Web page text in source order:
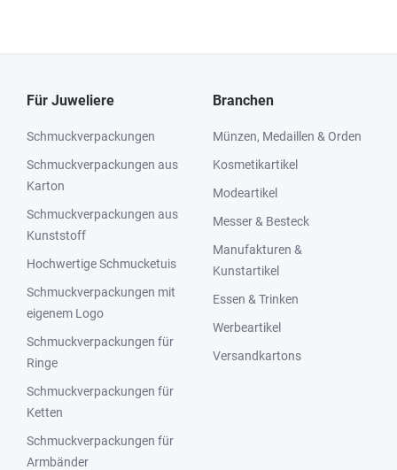
Für Juweliere
Schmuckverpackungen
Schmuckverpackungen aus
Karton
Schmuckverpackungen aus
Kunststoff
Hochwertige Schmucketuis
Schmuckverpackungen mit
eigenem Logo
Schmuckverpackungen für
Ringe
Schmuckverpackungen für
Ketten
Schmuckverpackungen für
Armbänder
Branchen
Münzen, Medaillen & Orden
Kosmetikartikel
Modeartikel
Messer & Besteck
Manufakturen &
Kunstartikel
Essen & Trinken
Werbeartikel
Versandkartons